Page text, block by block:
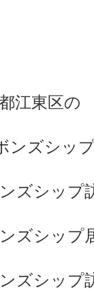
江東区の
ンズシッ
ンズシップ
ンズシップ
ンズシップ